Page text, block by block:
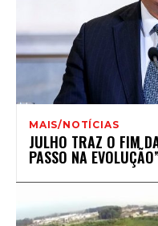
MAIS/NOTÍCIAS
JULHO TRAZ O FIM
PASSO NA